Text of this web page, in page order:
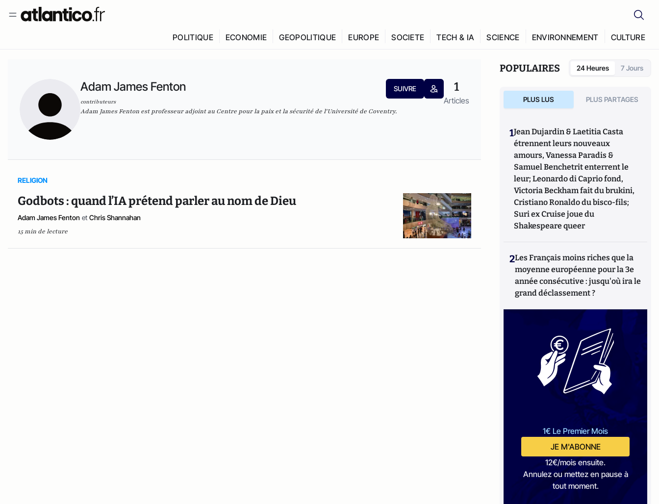
POLITIQUE ECONOMIE GEOPOLITIQUE EUROPE SOCIETE TECH & IA SCIENCE ENVIRONNEMENT CULTURE
Adam James Fenton
contributeurs
SUIVRE 1
Articles
Adam James Fenton est professeur adjoint au Centre pour la paix et la sécurité de l'Université de Coventry.
RELIGION
Godbots : quand l’IA prétend parler au nom de Dieu
Adam James Fenton et Chris Shannahan
15 min de lecture
POPULAIRES 24 Heures 7 Jours
PLUS LUS PLUS PARTAGES
1Jean Dujardin & Laetitia Casta
étrennent leurs nouveaux
amours, Vanessa Paradis &
Samuel Benchetrit enterrent le
leur; Leonardo di Caprio fond,
Victoria Beckham fait du brukini,
Cristiano Ronaldo du bisco-fils;
Suri ex Cruise joue du
Shakespeare queer
2Les Français moins riches que la
moyenne européenne pour la 3e
année consécutive : jusqu'où ira le
grand déclassement ?
1€ Le Premier Mois
JE M'ABONNE
12€/mois ensuite.
Annulez ou mettez en pause à
tout moment.